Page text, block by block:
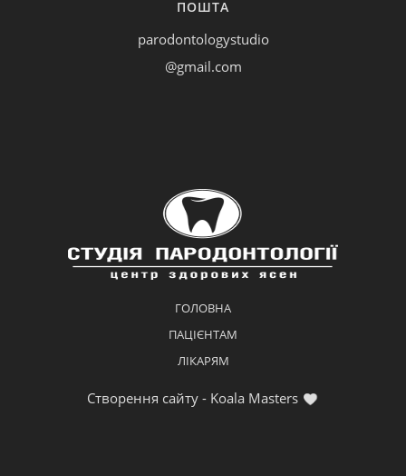
ПОШТА
parodontologystudio
@gmail.com
ГОЛОВНА
ПАЦІЄНТАМ
ЛІКАРЯМ
Створення сайту - Koala Masters